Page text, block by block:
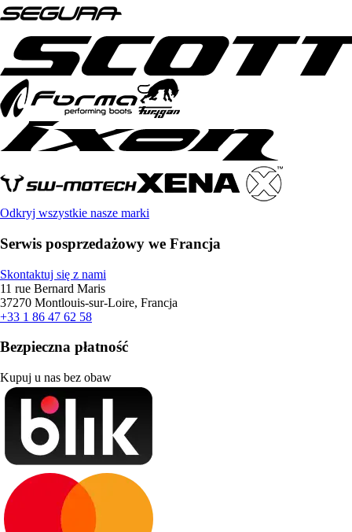
Odkryj wszystkie nasze marki
Serwis posprzedażowy we Francja
Skontaktuj się z nami
11 rue Bernard Maris
37270 Montlouis-sur-Loire, Francja
+33 1 86 47 62 58
Bezpieczna płatność
Kupuj u nas bez obaw